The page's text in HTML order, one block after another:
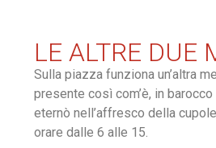
LE ALTRE DUE
Sulla piazza funziona un’altra
presente così com’è, in
eternò nell’affresco della
orare dalle 6 alle 15.